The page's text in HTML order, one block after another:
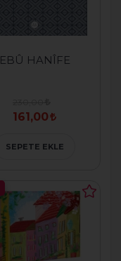
EBÛ HANÎFE
161,00
SEPETE EKLE